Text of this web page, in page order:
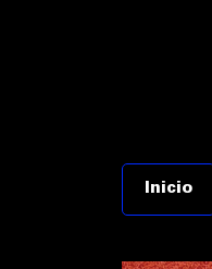
Inicio